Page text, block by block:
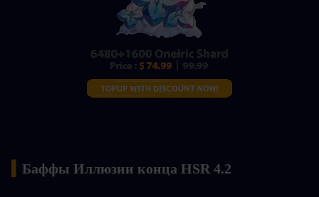
Баффы Иллюзии конца HSR 4.2